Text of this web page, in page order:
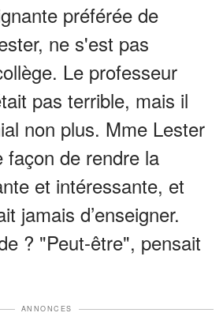
préférée de
ne s'est pas
Le professeur
pas terrible, mais il
non plus. Mme Lester
façon de rendre la
et intéressante, et
jamais d’enseigner.
? "Peut-être", pensait
ANNONCES